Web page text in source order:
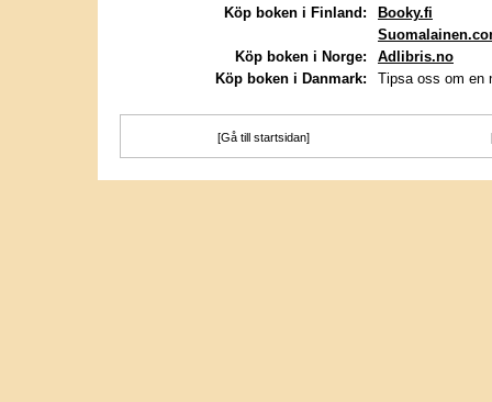
Köp boken i Finland:
Booky.fi
Köp boken i Norge:
Adlibris.no
Köp boken i Danmark:
Tipsa oss om en
[Gå till startsidan]